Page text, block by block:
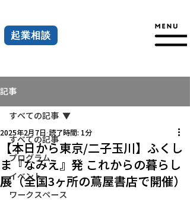
起業相談
記事
すべての記事
プログラム
イベント
ワークスペース
すべての記事
【本日から東京/二子玉川】ふくし
ま『なみえ』発 これからの暮らし
展（全国3ヶ所の蔦屋書店で開催）
2025年2月7日 読了時間: 1分